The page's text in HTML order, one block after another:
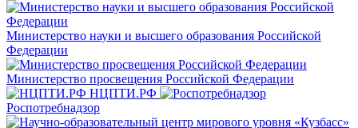
Министерство науки и высшего образования Российской
Федерации
Министерство просвещения Российской Федерации
НЦПТИ.РФ
Роспотребнадзор